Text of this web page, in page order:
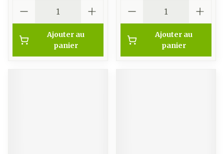
Ajouter au
panier
Ajouter au
panier